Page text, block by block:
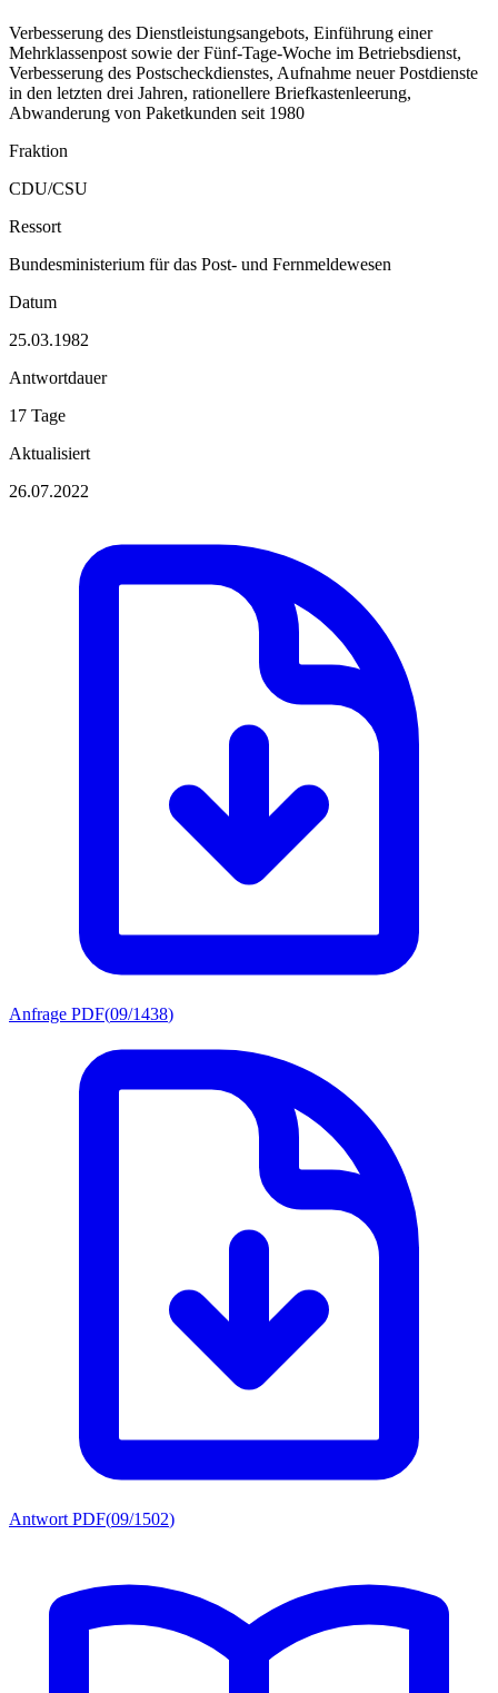
Verbesserung des Dienstleistungsangebots, Einführung einer
Mehrklassenpost sowie der Fünf-Tage-Woche im Betriebsdienst,
Verbesserung des Postscheckdienstes, Aufnahme neuer Postdienste
in den letzten drei Jahren, rationellere Briefkastenleerung,
Abwanderung von Paketkunden seit 1980
Fraktion
CDU/CSU
Ressort
Bundesministerium für das Post- und Fernmeldewesen
Datum
25.03.1982
Antwortdauer
17 Tage
Aktualisiert
26.07.2022
Anfrage PDF(09/1438)
Antwort PDF(09/1502)